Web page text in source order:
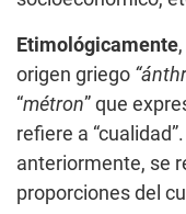
Etimológicamente
origen griego
“métron” que
refiere a
anteriormente, se
proporciones del